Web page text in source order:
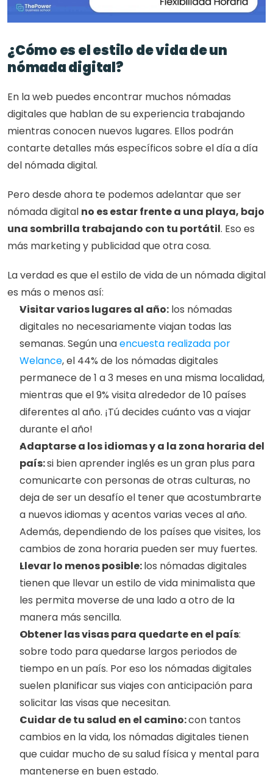
¿Cómo es el estilo de vida de un
nómada digital?
En la web puedes encontrar muchos nómadas
digitales que hablan de su experiencia trabajando
mientras conocen nuevos lugares. Ellos podrán
contarte detalles más específicos sobre el día a día
del nómada digital.
Pero desde ahora te podemos adelantar que ser
nómada digital no es estar frente a una playa, bajo
una sombrilla trabajando con tu portátil. Eso es
más marketing y publicidad que otra cosa.
La verdad es que el estilo de vida de un nómada digital
es más o menos así:
Visitar varios lugares al año: los nómadas
digitales no necesariamente viajan todas las
semanas. Según una encuesta realizada por
Welance, el 44% de los nómadas digitales
permanece de 1 a 3 meses en una misma localidad,
mientras que el 9% visita alrededor de 10 países
diferentes al año. ¡Tú decides cuánto vas a viajar
durante el año!
Adaptarse a los idiomas y a la zona horaria del
país: si bien aprender inglés es un gran plus para
comunicarte con personas de otras culturas, no
deja de ser un desafío el tener que acostumbrarte
a nuevos idiomas y acentos varias veces al año.
Además, dependiendo de los países que visites, los
cambios de zona horaria pueden ser muy fuertes.
Llevar lo menos posible: los nómadas digitales
tienen que llevar un estilo de vida minimalista que
les permita moverse de una lado a otro de la
manera más sencilla.
Obtener las visas para quedarte en el país:
sobre todo para quedarse largos periodos de
tiempo en un país. Por eso los nómadas digitales
suelen planificar sus viajes con anticipación para
solicitar las visas que necesitan.
Cuidar de tu salud en el camino: con tantos
cambios en la vida, los nómadas digitales tienen
que cuidar mucho de su salud física y mental para
mantenerse en buen estado.